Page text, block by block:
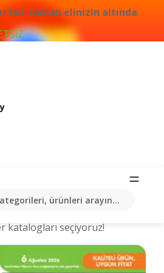
her zaman elinizin altında
ürünleri arayın...
kataloglar ve
katalogları seçiyoruz!